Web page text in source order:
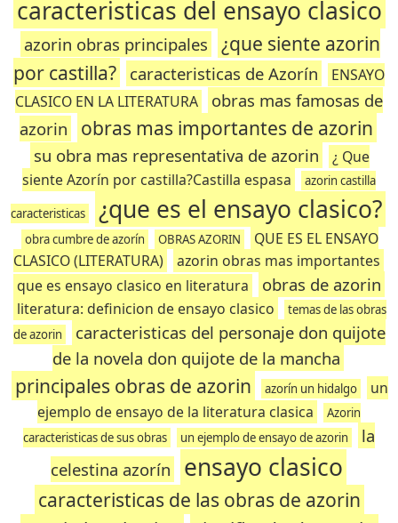
caracteristicas del ensayo clasico
azorin obras principales
¿que siente azorin
por castilla?
caracteristicas de Azorín
ENSAYO
CLASICO EN LA LITERATURA
obras mas famosas de
azorin
obras mas importantes de azorin
su obra mas representativa de azorin
¿ Que
siente Azorín por castilla?Castilla espasa
azorin castilla
caracteristicas ¿que es el ensayo clasico?
obra cumbre de azorín OBRAS AZORIN
QUE ES EL ENSAYO
CLASICO (LITERATURA)
azorin obras mas importantes
que es ensayo clasico en literatura
obras de azorin
literatura: definicion de ensayo clasico
temas de las obras
de azorin
caracteristicas del personaje don quijote
de la novela don quijote de la mancha
principales obras de azorin azorín un hidalgo
un
ejemplo de ensayo de la literatura clasica
Azorin
caracteristicas de sus obras
un ejemplo de ensayo de azorin
la
celestina azorín
ensayo clasico
caracteristicas de las obras de azorin